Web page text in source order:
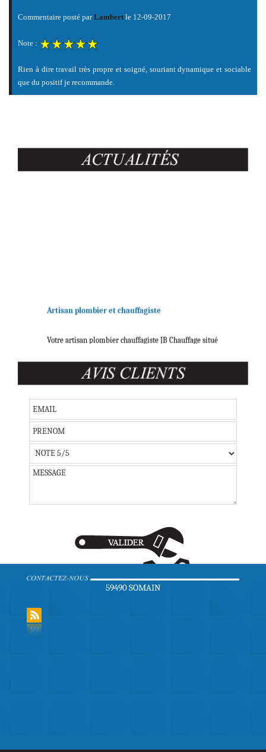
Commentaire posté parPEPINle 05-06-2017
Note :
Un grand merci à JB CHAUFFAGE pour les travaux effectués,son
professionnalisme et la propreté du chantier laissé à son départ. Un grand
MERCI!!!!
Artisan plombier et chauffagiste
Votre artisan plombier chauffagiste JB Chauffage situé
Amand-les-Eaux,Valencienneset Cambrai,
intervient chez vous pourtous vos travaux de
Contactez votre
Nord!
59490 SOMAIN